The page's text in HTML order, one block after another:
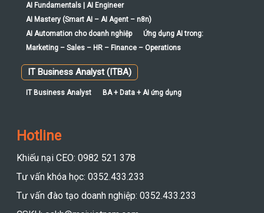
AI Automation cho doanh nghiệp
Marketing – Sales – HR – Finance – Operations
IT Business Analyst (ITBA)
IT Business Analyst BA + Data + AI ứng dụng
Khiếu nại CEO: 0982 521 378